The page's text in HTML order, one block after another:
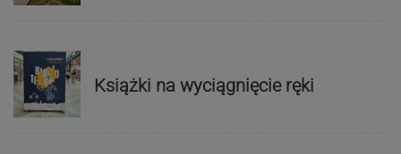
Książki na wyciągnięcie ręki